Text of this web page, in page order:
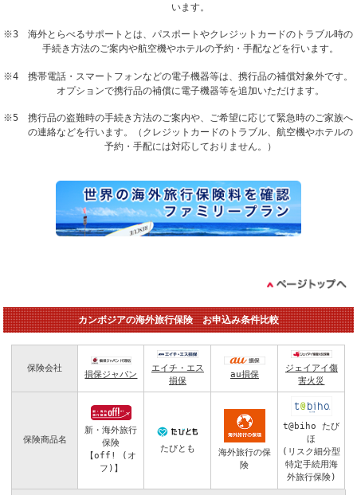
います。
※3 海外とらべるサポートとは、パスポートやクレジットカードのトラブル時の
手続き方法のご案内や航空機やホテルの予約・手配などを行います。
※4 携帯電話・スマートフォンなどの電子機器等は、携行品の補償対象外です。
オプションで携行品の補償に電子機器等を追加いただけます。
※5 携行品の盗難時の手続き方法のご案内や、ご希望に応じて緊急時のご家族へ
の連絡などを行います。（クレジットカードのトラブル、航空機やホテルの
予約・手配には対応しておりません。）
カンボジアの海外旅行保険 お申込み条件比較
保険会社
損保ジャパン
エイチ・エス
損保
au損保
ジェイアイ傷
害火災
保険商品名
新・海外旅行
保険
【off! (オ
フ)】
たびとも
海外旅行の保
険
t@biho たび
ほ
(リスク細分型
特定手続用海
外旅行保険)